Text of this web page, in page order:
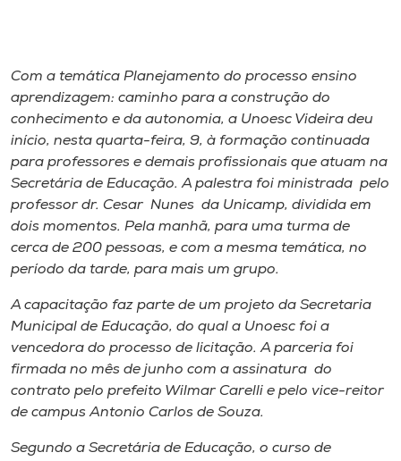
Unoesc
Store
o idioma
A-
Com a temática Planejamento do processo ensino
aprendizagem: caminho para a construção do
conhecimento e da autonomia, a Unoesc Videira deu
início, nesta quarta-feira, 9, à formação continuada
para professores e demais profissionais que atuam na
Secretária de Educação. A palestra foi ministrada pelo
professor dr. Cesar Nunes da Unicamp, dividida em
dois momentos. Pela manhã, para uma turma de
cerca de 200 pessoas, e com a mesma temática, no
período da tarde, para mais um grupo.
A capacitação faz parte de um projeto da Secretaria
Municipal de Educação, do qual a Unoesc foi a
vencedora do processo de licitação. A parceria foi
firmada no mês de junho com a assinatura do
contrato pelo prefeito Wilmar Carelli e pelo vice-reitor
de campus Antonio Carlos de Souza.
Segundo a Secretária de Educação, o curso de